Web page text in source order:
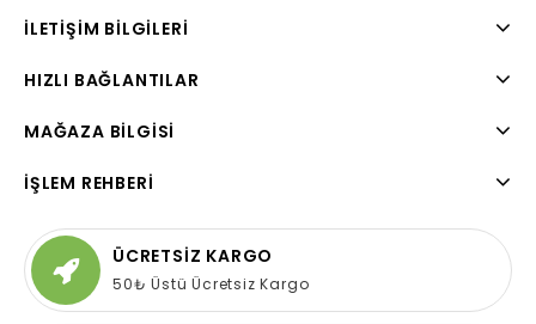
İLETIŞIM BILGILERI
HIZLI BAĞLANTILAR
MAĞAZA BILGISI
İŞLEM REHBERI
ÜCRETSİZ KARGO
50₺ Üstü Ücretsiz Kargo